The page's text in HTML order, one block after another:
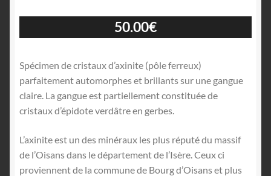
50.00€
Spécimen de cristaux d’axinite (pôle ferreux)
parfaitement automorphes et brillants sur une gangue
claire. La gangue est partiellement constituée de
cristaux d’épidote verdâtre en gerbes.
L’axinite est un des minéraux les plus réputé du massif
de l’Oisans dans le département de l’Isère. Ceux ci
proviennent de la commune de Bourg d’Oisans et plus